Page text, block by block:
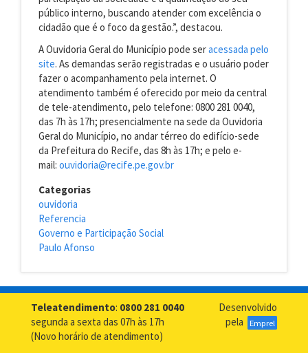
público interno, buscando atender com excelência o
cidadão que é o foco da gestão.”, destacou.
A Ouvidoria Geral do Município pode seracessada pelo
site. As demandas serão registradas e o usuário poder
fazer o acompanhamento pela internet. O
atendimento também é oferecido por meio da central
de tele-atendimento, pelo telefone: 0800 281 0040,
das 7h às 17h; presencialmente na sede da Ouvidoria
Geral do Município, no andar térreo do edifício-sede
da Prefeitura do Recife, das 8h às 17h; e pelo e-
mail: ouvidoria@recife.pe.gov.br
Categorias
ouvidoria
Referencia
Governo e Participação Social
Paulo Afonso
Teleatendimento: 0800 281 0040
segunda a sexta das 07h às 17h
(Novo horário de atendimento)
Desenvolvido
pela
Emprel